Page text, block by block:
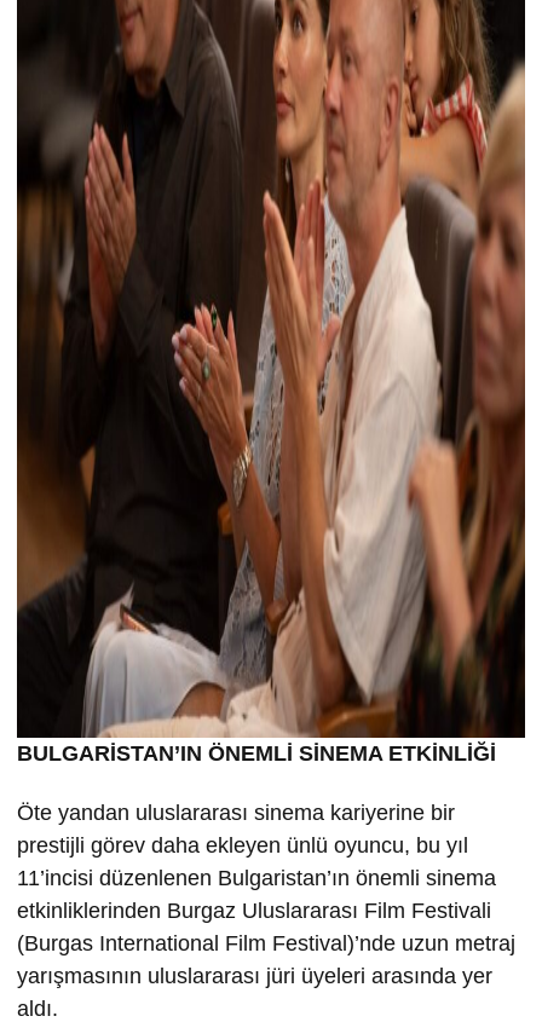
BULGARİSTAN’IN ÖNEMLİ SİNEMA ETKİNLİĞİ
Öte yandan uluslararası sinema kariyerine bir
prestijli görev daha ekleyen ünlü oyuncu, bu yıl
11’incisi düzenlenen Bulgaristan’ın önemli sinema
etkinliklerinden Burgaz Uluslararası Film Festivali
(Burgas International Film Festival)’nde uzun metraj
yarışmasının uluslararası jüri üyeleri arasında yer
aldı.